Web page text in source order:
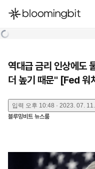
한국어
역대급 금리 인상에도
더 높기 때문" [Fed 워
입력 오후 10:48 · 2023. 07. 11.
블루밍비트 뉴스룸